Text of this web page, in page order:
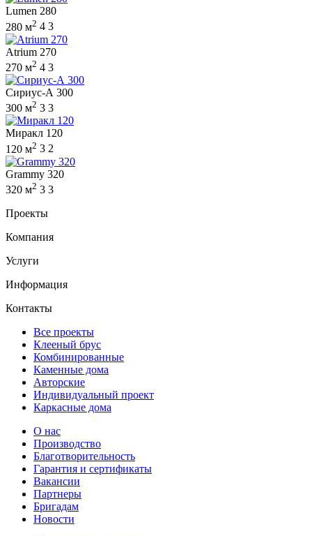
Lumen 280
280 м2 4 3
Atrium 270
270 м2 4 3
Сириус-А 300
300 м2 3 3
Миракл 120
120 м2 3 2
Grammy 320
320 м2 3 3
Проекты
Компания
Услуги
Информация
Контакты
Все проекты
Клееный брус
Комбинированные
Каменные дома
Авторские
Индивидуальный проект
Каркасные дома
О нас
Производство
Благотворительность
Гарантия и сертификаты
Вакансии
Партнеры
Бригадам
Новости